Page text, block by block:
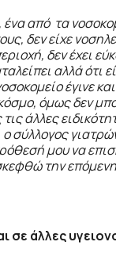
από τα
δεν είχε
δεν έχει
αλλά
έγινε
όμως δεν
άλλες
σύλλογος
μου να
την
σε άλλες